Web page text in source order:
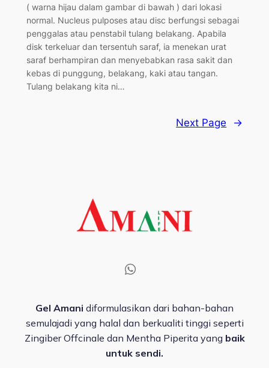
( warna hijau dalam gambar di bawah ) dari lokasi
normal. Nucleus pulposes atau disc berfungsi sebagai
penggalas atau penstabil tulang belakang. Apabila
disk terkeluar dan tersentuh saraf, ia menekan urat
saraf berhampiran dan menyebabkan rasa sakit dan
kebas di punggung, belakang, kaki atau tangan.
Tulang belakang kita ni…
Next Page →
Gel Amani diformulasikan dari bahan-bahan
semulajadi yang halal dan berkualiti tinggi seperti
Zingiber Offcinale dan Mentha Piperita yang baik
untuk sendi.